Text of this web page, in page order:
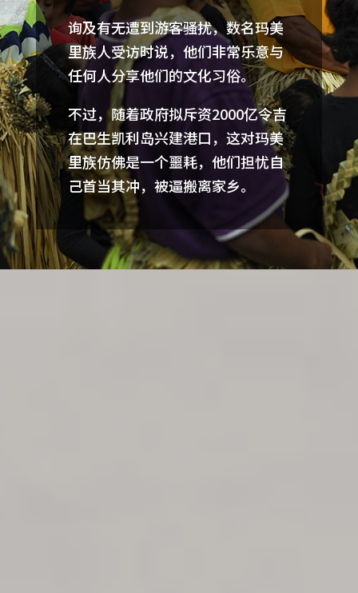
询及有无遭到游客骚扰，数名玛美
里族人受访时说，他们非常乐意与
任何人分享他们的文化习俗。
不过，随着政府拟斥资2000亿令吉
在巴生凯利岛兴建港口，这对玛美
里族仿佛是一个噩耗，他们担忧自
己首当其冲，被逼搬离家乡。